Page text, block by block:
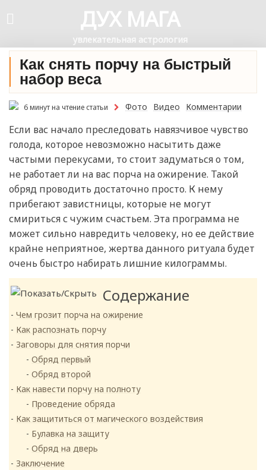
ДУХ МАГА
увлекательная астрология
Как снять порчу на быстрый
набор веса
6 минут на чтение статьи Фото Видео Комментарии
Если вас начало преследовать навязчивое чувство
голода, которое невозможно насытить даже
частыми перекусами, то стоит задуматься о том,
не работает ли на вас порча на ожирение. Такой
обряд проводить достаточно просто. К нему
прибегают завистницы, которые не могут
смириться с чужим счастьем. Эта программа не
может сильно навредить человеку, но ее действие
крайне неприятное, жертва данного ритуала будет
очень быстро набирать лишние килограммы.
Содержание
Чем грозит порча на ожирение
Как распознать порчу
Заговоры для снятия порчи
Обряд первый
Обряд второй
Как навести порчу на полноту
Проведение обряда
Как защититься от магического воздействия
Булавка на защиту
Обряд на дверь
Заключение